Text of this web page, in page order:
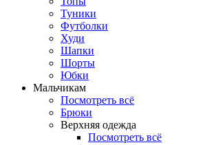
Туники
Футболки
Худи
Шапки
Шорты
Юбки
Мальчикам
Посмотреть всё
Брюки
Верхняя одежда
Посмотреть всё